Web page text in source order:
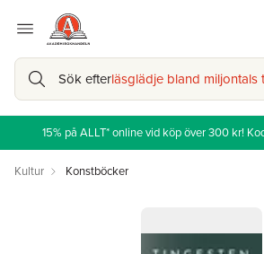
Sök efterläsglädje bland miljontals
15% på ALLT* online vid köp över 300 kr!
Kultur Konstböcker